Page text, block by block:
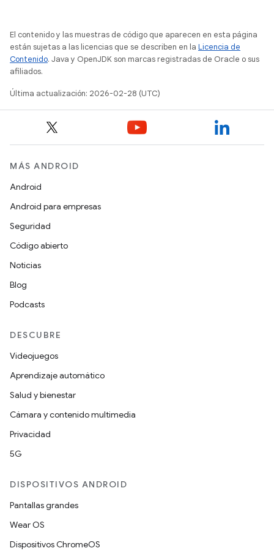
El contenido y las muestras de código que aparecen en esta página
están sujetas a las licencias que se describen en la Licencia de
Contenido. Java y OpenJDK son marcas registradas de Oracle o sus
afiliados.
Última actualización: 2026-02-28 (UTC)
MÁS ANDROID
Android
Android para empresas
Seguridad
Código abierto
Noticias
Blog
Podcasts
DESCUBRE
Videojuegos
Aprendizaje automático
Salud y bienestar
Cámara y contenido multimedia
Privacidad
5G
DISPOSITIVOS ANDROID
Pantallas grandes
Wear OS
Dispositivos ChromeOS